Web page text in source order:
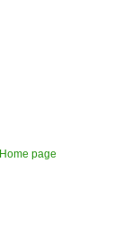
Home page